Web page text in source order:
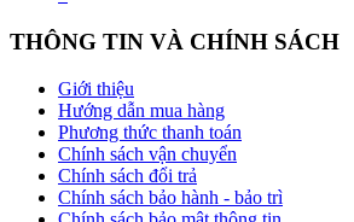
THÔNG TIN VÀ CHÍNH SÁCH
Giới thiệu
Hướng dẫn mua hàng
Phương thức thanh toán
Chính sách vận chuyển
Chính sách đổi trả
Chính sách bảo hành - bảo trì